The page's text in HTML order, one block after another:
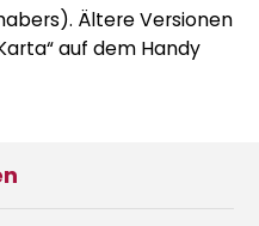
Ältere Versionen
auf dem Handy